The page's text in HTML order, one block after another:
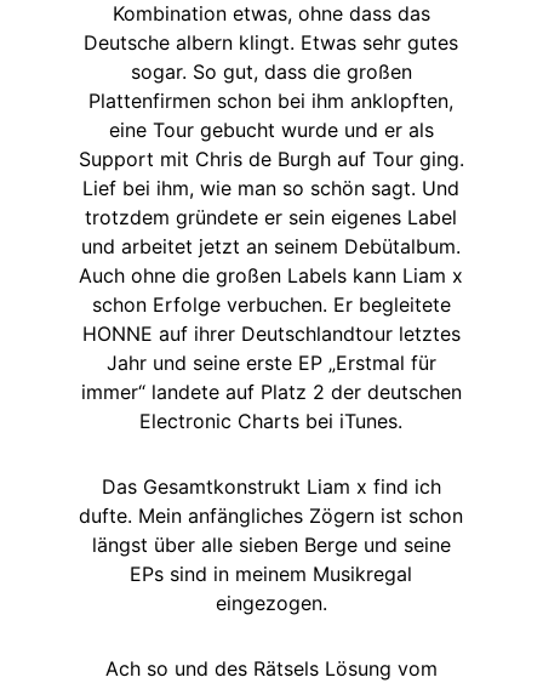
Kombination etwas, ohne dass das
Deutsche albern klingt. Etwas sehr gutes
sogar. So gut, dass die großen
Plattenfirmen schon bei ihm anklopften,
eine Tour gebucht wurde und er als
Support mit Chris de Burgh auf Tour ging.
Lief bei ihm, wie man so schön sagt. Und
trotzdem gründete er sein eigenes Label
und arbeitet jetzt an seinem Debütalbum.
Auch ohne die großen Labels kann Liam x
schon Erfolge verbuchen. Er begleitete
HONNE auf ihrer Deutschlandtour letztes
Jahr und seine erste EP „Erstmal für
immer“ landete auf Platz 2 der deutschen
Electronic Charts bei iTunes.
Das Gesamtkonstrukt Liam x find ich
dufte. Mein anfängliches Zögern ist schon
längst über alle sieben Berge und seine
EPs sind in meinem Musikregal
eingezogen.
Ach so und des Rätsels Lösung vom